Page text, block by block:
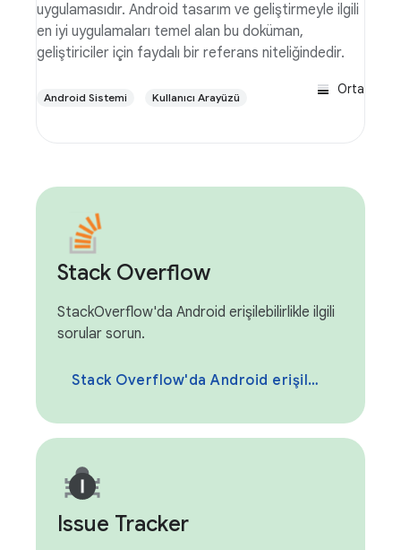
uygulamasıdır. Android tasarım ve geliştirmeyle ilgili
en iyi uygulamaları temel alan bu doküman,
geliştiriciler için faydalı bir referans niteliğindedir.
Android Sistemi Kullanıcı Arayüzü
Orta
Stack Overflow
StackOverflow'da Android erişilebilirlikle ilgili
sorular sorun.
Stack Overflow'da Android erişilebilirliği
Issue Tracker